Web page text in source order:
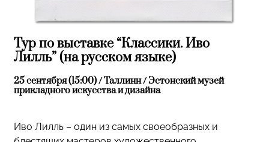
Тур по выставке “Классики. Иво
Лилль” (на русском языке)
25 сентября (15:00) / Таллинн / Эстонский музей
прикладного искусства и дизайна
Иво Лилль – один из самых своеобразных и